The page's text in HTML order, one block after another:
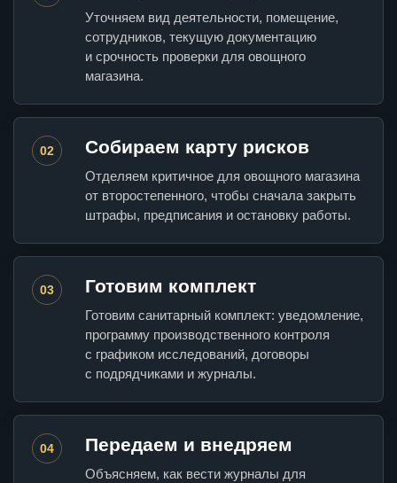
Уточняем вид деятельности, помещение,
сотрудников, текущую документацию
и срочность проверки для овощного
магазина.
02 Собираем карту рисков
Отделяем критичное для овощного магазина
от второстепенного, чтобы сначала закрыть
штрафы, предписания и остановку работы.
03 Готовим комплект
Готовим санитарный комплект: уведомление,
программу производственного контроля
с графиком исследований, договоры
с подрядчиками и журналы.
04 Передаем и внедряем
Объясняем, как вести журналы для